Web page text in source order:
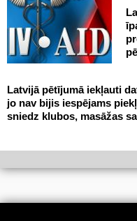
Latvijā pētījumā iekļauti
jo nav bijis iespējams
sniedz klubos, masāžas